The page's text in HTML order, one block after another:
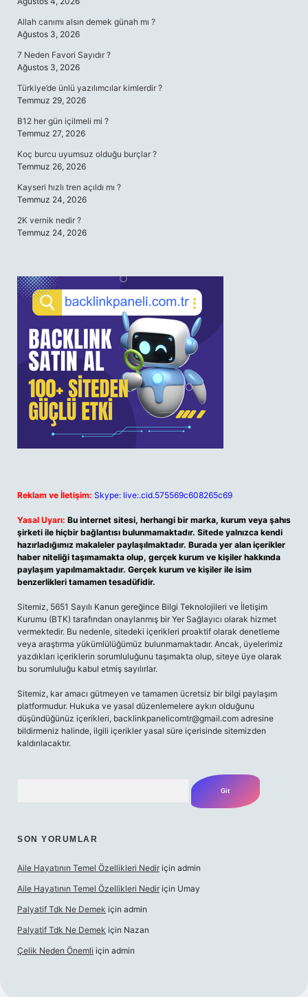
Allah canımı alsın demek günah mı ?
Ağustos 3, 2026
7 Neden Favori Sayıdır ?
Ağustos 3, 2026
Türkiye’de ünlü yazılımcılar kimlerdir ?
Temmuz 29, 2026
B12 her gün içilmeli mi ?
Temmuz 27, 2026
Koç burcu uyumsuz olduğu burçlar ?
Temmuz 26, 2026
Kayseri hızlı tren açıldı mı ?
Temmuz 24, 2026
2K vernik nedir ?
Temmuz 24, 2026
Reklam ve İletişim: Skype: live:.cid.575569c608265c69
Yasal Uyarı: Bu internet sitesi, herhangi bir marka, kurum veya şahıs
şirketi ile hiçbir bağlantısı bulunmamaktadır. Sitede yalnızca kendi
hazırladığımız makaleler paylaşılmaktadır. Burada yer alan içerikler
haber niteliği taşımamakta olup, gerçek kurum ve kişiler hakkında
paylaşım yapılmamaktadır. Gerçek kurum ve kişiler ile isim
benzerlikleri tamamen tesadüfidir.
Sitemiz, 5651 Sayılı Kanun gereğince Bilgi Teknolojileri ve İletişim
Kurumu (BTK) tarafından onaylanmış bir Yer Sağlayıcı olarak hizmet
vermektedir. Bu nedenle, sitedeki içerikleri proaktif olarak denetleme
veya araştırma yükümlülüğümüz bulunmamaktadır. Ancak, üyelerimiz
yazdıkları içeriklerin sorumluluğunu taşımakta olup, siteye üye olarak
bu sorumluluğu kabul etmiş sayılırlar.
Sitemiz, kar amacı gütmeyen ve tamamen ücretsiz bir bilgi paylaşım
platformudur. Hukuka ve yasal düzenlemelere aykırı olduğunu
düşündüğünüz içerikleri, backlinkpanelicomtr@gmail.com adresine
bildirmeniz halinde, ilgili içerikler yasal süre içerisinde sitemizden
kaldırılacaktır.
SON YORUMLAR
Aile Hayatının Temel Özellikleri Nedir için admin
Aile Hayatının Temel Özellikleri Nedir için Umay
Palyatif Tdk Ne Demek için admin
Palyatif Tdk Ne Demek için Nazan
Çelik Neden Önemli için admin